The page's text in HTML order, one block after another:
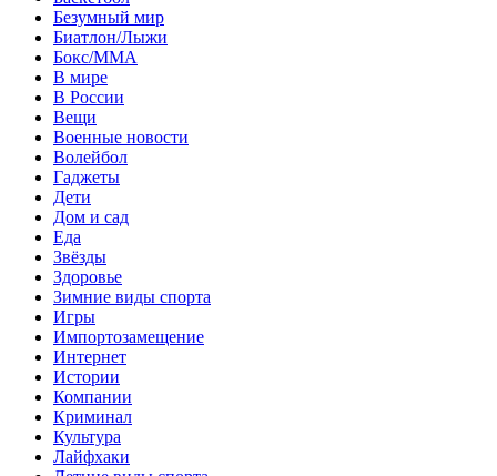
Безумный мир
Биатлон/Лыжи
Бокс/MMA
В мире
В России
Вещи
Военные новости
Волейбол
Гаджеты
Дети
Дом и сад
Еда
Звёзды
Здоровье
Зимние виды спорта
Игры
Импортозамещение
Интернет
Истории
Компании
Криминал
Культура
Лайфхаки